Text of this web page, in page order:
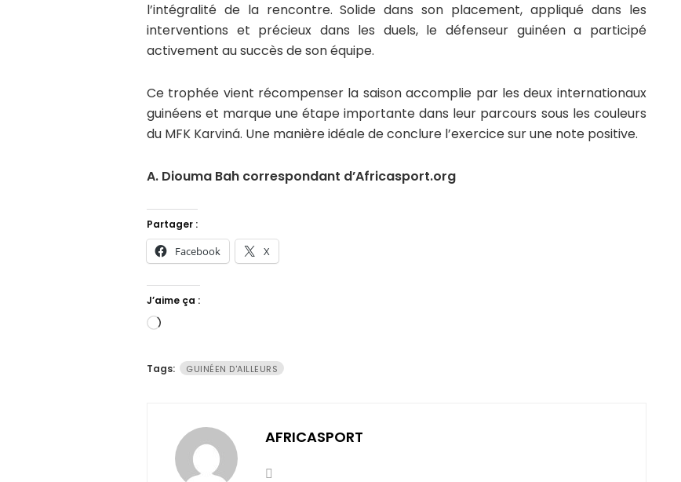
l’intégralité de la rencontre. Solide dans son placement, appliqué dans les
interventions et précieux dans les duels, le défenseur guinéen a participé
activement au succès de son équipe.
Ce trophée vient récompenser la saison accomplie par les deux internationaux
guinéens et marque une étape importante dans leur parcours sous les couleurs
du MFK Karviná. Une manière idéale de conclure l’exercice sur une note positive.
A. Diouma Bah correspondant d’Africasport.org
Partager :
Facebook X
J’aime ça :
Chargement…
Tags: GUINÉEN D'AILLEURS
AFRICASPORT